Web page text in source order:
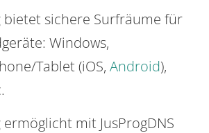
bietet sichere Surfräume für
Windows,
Tablet (iOS, Android),
ermöglicht mit JusProgDNS